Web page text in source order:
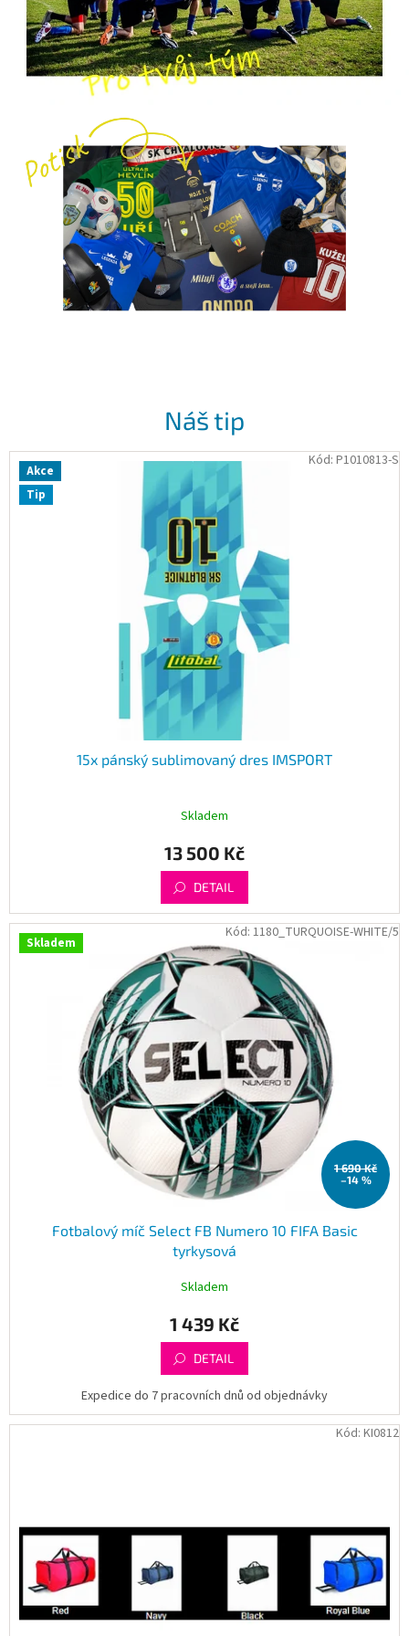
Obchodní
podmínky
Tabulky
velikostí
Přihlášení
Náš tip
Akce
Tip
15x pánský sublimovaný dres IMSPORT
Skladem
13 500 Kč
DETAIL
Kód: P1010813-S
Skladem
1 690 Kč
–14 %
Fotbalový míč Select FB Numero 10 FIFA Basic
tyrkysová
Skladem
1 439 Kč
DETAIL
Expedice do 7 pracovních dnů od objednávky
Kód: 1180_TURQUOISE-WHITE/5
Kód: KI0812